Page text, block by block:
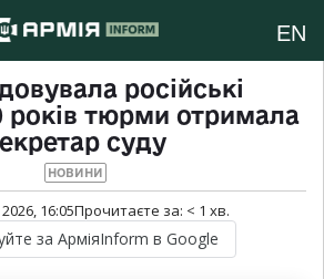
EN
російські
років тюрми отримала
суду
НОВИНИ
16:05Прочитаєте за: < 1 хв.
за АрміяInform в Google